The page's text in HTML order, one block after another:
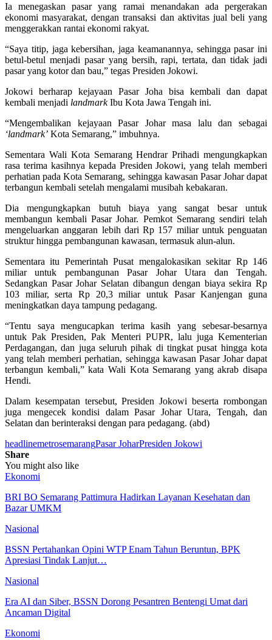
Ia menegaskan pasar yang ramai menandakan ada pergerakan
ekonomi masyarakat, dengan transaksi dan aktivitas jual beli yang
menggerakkan rantai ekonomi rakyat.
“Saya titip, jaga kebersihan, jaga keamanannya, sehingga pasar ini
betul-betul menjadi pasar yang bersih, rapi, tertata, dan tidak jadi
pasar yang kotor dan bau,” tegas Presiden Jokowi.
Jokowi berharap kejayaan Pasar Joha bisa kembali dan dapat
kembali menjadi landmarkIbu Kota Jawa Tengah ini.
“Mengembalikan kejayaan Pasar Johar masa lalu dan sebagai
‘landmark’ Kota Semarang,” imbuhnya.
Sementara Wali Kota Semarang Hendrar Prihadi mengungkapkan
rasa terima kasihnya kepada Presiden Jokowi, yang telah memberi
perhatian pada Kota Semarang, sehingga kawasan Pasar Johar dapat
terbangun kembali setelah mengalami musibah kebakaran.
Dia mengungkapkan butuh biaya yang sangat besar untuk
membangun kembali Pasar Johar. Pemkot Semarang sendiri telah
mengeluarkan anggaran lebih dari Rp 157 miliar untuk penguatan
struktur hingga pembangunan kawasan, termasuk alun-alun.
Sementara itu Pemerintah Pusat mengalokasikan sekitar Rp 146
miliar untuk pembangunan Pasar Johar Utara dan Tengah.
Sedangkan Pasar Johar Selatan dibangun dengan biaya sekira Rp
103 miliar, serta Rp 20,3 miliar untuk Pasar Kanjengan guna
meningkatkan daya tampung pedagang.
“Tentu saya mengucapkan terima kasih yang sebesar-besarnya
untuk Pak Presiden, Pak Menteri PUPR, lalu juga Kementerian
Perdagangan, dan juga seluruh pihak di tingkat pusat hingga kota
yang telah memberi perhatian, sehingga kawasan Pasar Johar dapat
terbangun kembali,” kata Wali Kota Semarang yang akrab disapa
Hendi.
Dalam kesempatan tersebut, Presiden Jokowi beserta rombongan
juga mengecek kondisi dalam Pasar Johar Utara, Tengah, dan
Selatan dan berinteraksi dengan para pedagang. (abd)
headlinemetrosemarangPasar JoharPresiden Jokowi
Share
You might also like
Ekonomi
BRI BO Semarang Pattimura Hadirkan Layanan Kesehatan dan
Bazar UMKM
Nasional
BSSN Pertahankan Opini WTP Enam Tahun Beruntun, BPK
Apresiasi Tindak Lanjut…
Nasional
Era AI dan Siber, BSSN Dorong Pesantren Bentengi Umat dari
Ancaman Digital
Ekonomi